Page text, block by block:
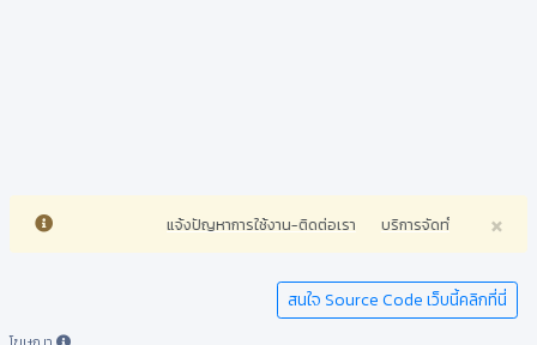
×
แจ้งปัญหาการใช้งาน-ติดต่อเรา บริการจัดทำเว็บไซต์ทุกปร
สนใจ Source Code เว็บนี้คลิกที่นี่